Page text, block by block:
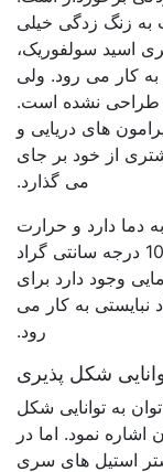
به زنگ زدگی خیلی
اسید سولفوریک،
به کار می رود. ولی
طراحی نشده است.
با ورق استیل 304 در پیرامون های دریایی و
از خود بر جای
می گذارد.
دما دارد و حرارت
اکسید شدن و خوردگی در آنها تقریباً 1093 درجه سانتی گراد
وجود دارد برای
سانتی گراد نبایستی به کار می
رود.
شکل پذیری
ورق استیل 4828 می توان به توانایی شکل
نمود. اما در
استیل های سری